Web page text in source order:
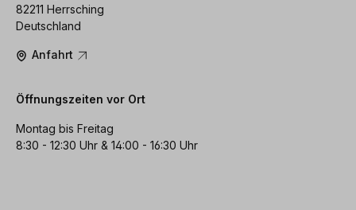
82211 Herrsching
Deutschland
Anfahrt
Öffnungszeiten vor Ort
Montag bis Freitag
8:30 - 12:30 Uhr & 14:00 - 16:30 Uhr